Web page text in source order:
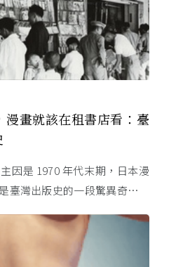
漫畫就該在租書店看：臺
因是 1970 年代末期，日本漫
臺灣出版史的一段驚異奇航。